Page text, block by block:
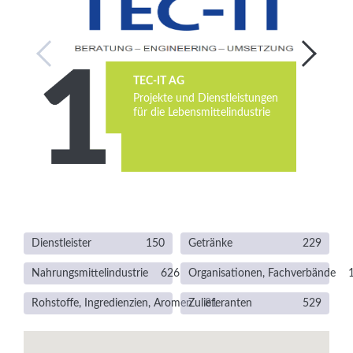
Newsletter
TEC-IT AG
Projekte und Dienstleistungen
für die Lebensmittelindustrie
Dienstleister 150 Getränke 229
Nahrungsmittelindustrie 626 Organisationen, Fachverbände
Rohstoffe, Ingredienzien, Aromen 81
Zulieferanten 529